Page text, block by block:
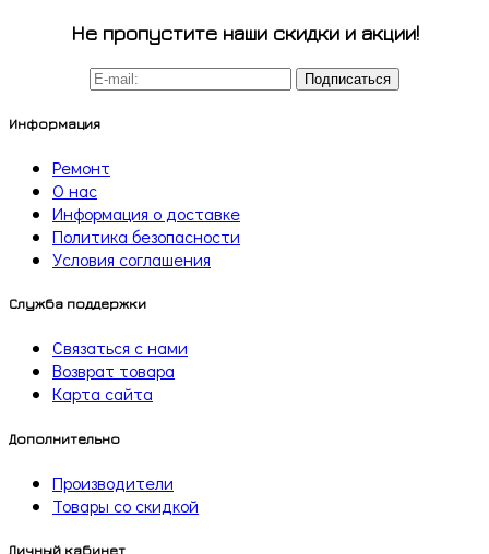
Не пропустите наши скидки и акции!
Подписаться
Информация
Ремонт
О нас
Информация о доставке
Политика безопасности
Условия соглашения
Служба поддержки
Связаться с нами
Возврат товара
Карта сайта
Дополнительно
Производители
Товары со скидкой
Личный кабинет